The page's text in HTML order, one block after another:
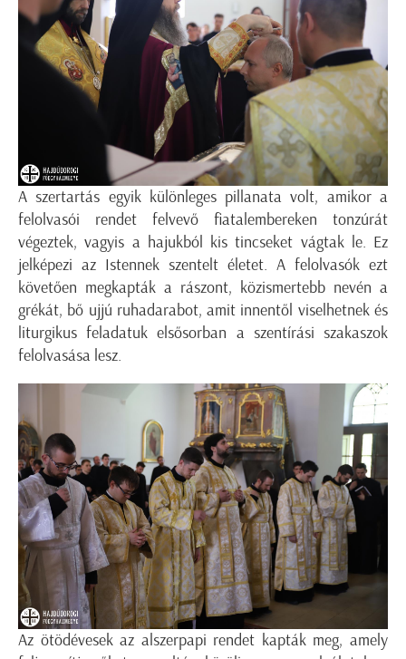
A szertartás egyik különleges pillanata volt, amikor a
felolvasói rendet felvevő fiatalembereken tonzúrát
végeztek, vagyis a hajukból kis tincseket vágtak le. Ez
jelképezi az Istennek szentelt életet. A felolvasók ezt
követően megkapták a rászont, közismertebb nevén a
grékát, bő ujjú ruhadarabot, amit innentől viselhetnek és
liturgikus feladatuk elsősorban a szentírási szakaszok
felolvasása lesz.
Az ötödévesek az alszerpapi rendet kapták meg, amely